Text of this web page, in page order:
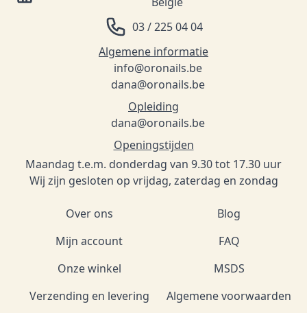
03 / 225 04 04
Algemene informatie
info@oronails.be
dana@oronails.be
Opleiding
dana@oronails.be
Openingstijden
Maandag t.e.m. donderdag van 9.30 tot 17.30 uur
Wij zijn gesloten op vrijdag, zaterdag en zondag
Over ons
Mijn account
Onze winkel
Verzending en levering
Blog
FAQ
MSDS
Algemene voorwaarden